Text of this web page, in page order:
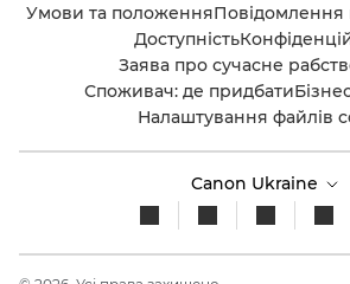
Умови та положення
Доступність
Заява про сучасне
Споживач: де придбати
Налаштування файлів
Canon Ukraine